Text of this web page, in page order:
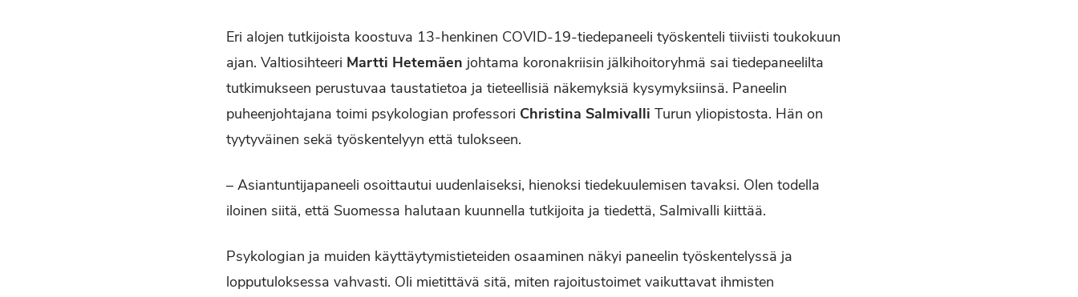
Eri alojen tutkijoista koostuva 13-henkinen COVID-19-tiedepaneeli työskenteli tiiviisti toukokuun
ajan. Valtiosihteeri Martti Hetemäen johtama koronakriisin jälkihoitoryhmä sai tiedepaneelilta
tutkimukseen perustuvaa taustatietoa ja tieteellisiä näkemyksiä kysymyksiinsä. Paneelin
puheenjohtajana toimi psykologian professori Christina Salmivalli Turun yliopistosta. Hän on
tyytyväinen sekä työskentelyyn että tulokseen.
– Asiantuntijapaneeli osoittautui uudenlaiseksi, hienoksi tiedekuulemisen tavaksi. Olen todella
iloinen siitä, että Suomessa halutaan kuunnella tutkijoita ja tiedettä, Salmivalli kiittää.
Psykologian ja muiden käyttäytymistieteiden osaaminen näkyi paneelin työskentelyssä ja
lopputuloksessa vahvasti. Oli mietittävä sitä, miten rajoitustoimet vaikuttavat ihmisten